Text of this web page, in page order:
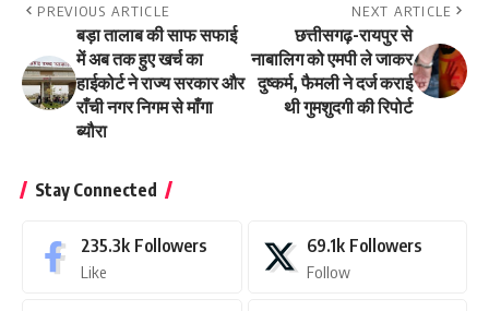
PREVIOUS ARTICLE
बड़ा तालाब की साफ सफाई
में अब तक हुए खर्च का
हाईकोर्ट ने राज्य सरकार और
राँची नगर निगम से माँगा
ब्यौरा
NEXT ARTICLE
छत्तीसगढ़-रायपुर से
नाबालिग को एमपी ले जाकर
दुष्कर्म, फैमली ने दर्ज कराई
थी गुमशुदगी की रिपोर्ट
Stay Connected
235.3k Followers
Like
69.1k Followers
Follow